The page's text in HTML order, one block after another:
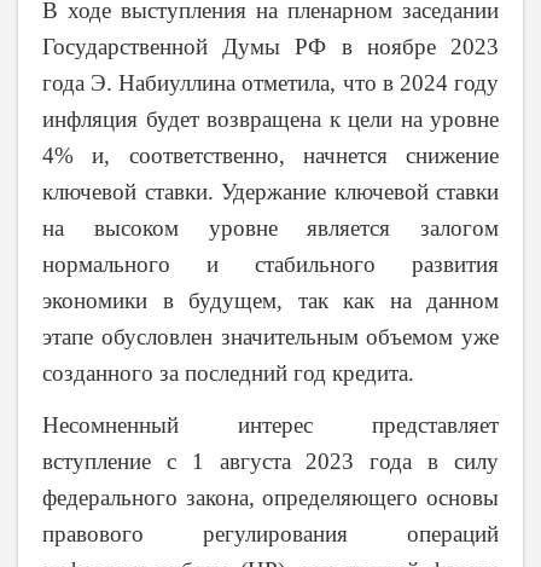
В ходе выступления на пленарном заседании
Государственной Думы РФ в ноябре 2023
года Э. Набиуллина отметила, что в 2024 году
инфляция будет возвращена к цели на уровне
4% и, соответственно, начнется снижение
ключевой ставки. Удержание ключевой ставки
на высоком уровне является залогом
нормального и стабильного развития
экономики в будущем, так как на данном
этапе обусловлен значительным объемом уже
созданного за последний год кредита.
Несомненный интерес представляет
вступление с 1 августа 2023 года в силу
федерального закона, определяющего основы
правового регулирования операций